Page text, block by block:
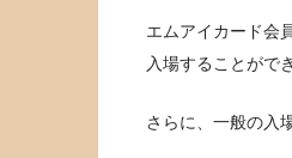
エムアイカード会
入場することがで
さらに、一般の入